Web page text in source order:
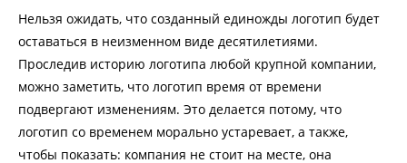
Нельзя ожидать, что созданный единожды логотип будет
оставаться в неизменном виде десятилетиями.
Проследив историю логотипа любой крупной компании,
можно заметить, что логотип время от времени
подвергают изменениям. Это делается потому, что
логотип со временем морально устаревает, а также,
чтобы показать: компания не стоит на месте, она